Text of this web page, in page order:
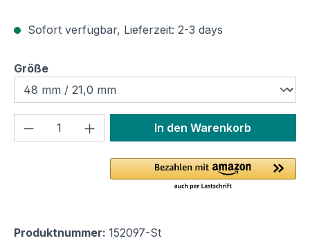
Sofort verfügbar, Lieferzeit: 2-3 days
Größeauswählen
Produkt Anzahl: Gib denIn den Warenkorb
Produktnummer: 152097-St